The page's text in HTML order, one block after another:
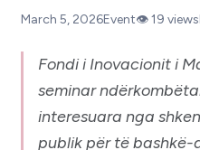
March 5, 2026Event👁️19 views
Fondi i Inovacionit i
seminar
interesuara nga
publik për të